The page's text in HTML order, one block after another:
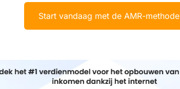
Start vandaag met de AMR-methode